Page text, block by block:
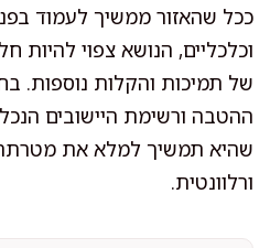
ככל שהאזור ממשיך לעמוד
וכלכליים, הנושא צפוי
של תמיכות והקלות נוספות.
ההטבה ורשימת היישובים
שהיא תמשיך למלא את
ורלוונטית.